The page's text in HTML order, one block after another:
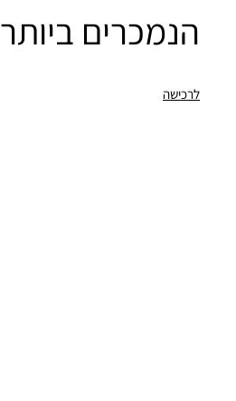
הנמכרים ביותר
לרכישה